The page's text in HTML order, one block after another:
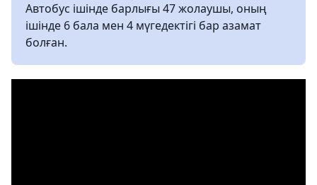
Автобус ішінде барлығы 47 жолаушы, оның
ішінде 6 бала мен 4 мүгедектігі бар азамат
болған.